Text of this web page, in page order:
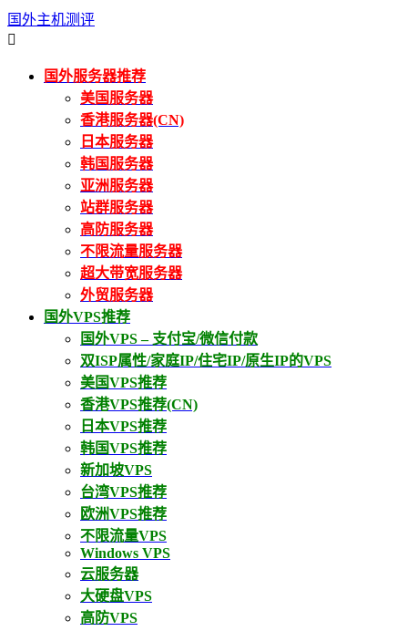
国外主机测评

国外服务器推荐
美国服务器
香港服务器(CN)
日本服务器
韩国服务器
亚洲服务器
站群服务器
高防服务器
不限流量服务器
超大带宽服务器
外贸服务器
国外VPS推荐
国外VPS – 支付宝/微信付款
双ISP属性/家庭IP/住宅IP/原生IP的VPS
美国VPS推荐
香港VPS推荐(CN)
日本VPS推荐
韩国VPS推荐
新加坡VPS
台湾VPS推荐
欧洲VPS推荐
不限流量VPS
Windows VPS
云服务器
大硬盘VPS
高防VPS